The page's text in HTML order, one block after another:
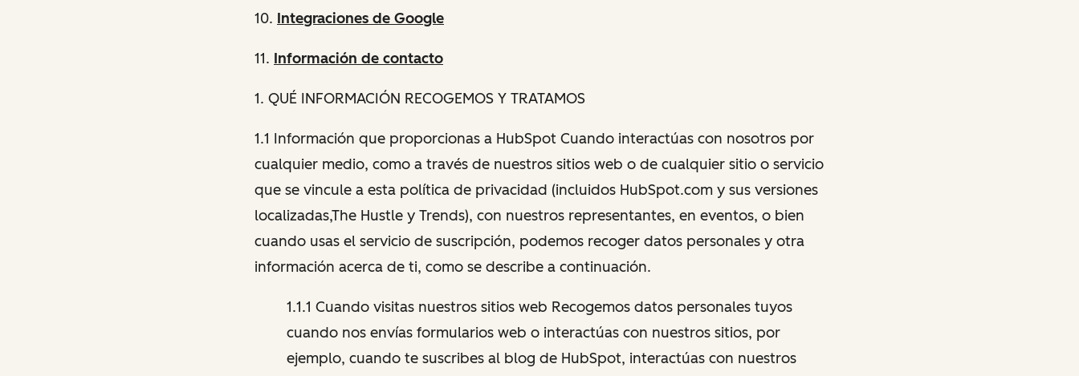
10. Integraciones de Google
11. Información de contacto
1. QUÉ INFORMACIÓN RECOGEMOS Y TRATAMOS
1.1 Información que proporcionas a HubSpot Cuando interactúas con nosotros por
cualquier medio, como a través de nuestros sitios web o de cualquier sitio o servicio
que se vincule a esta política de privacidad (incluidos HubSpot.com y sus versiones
localizadas,The Hustle y Trends), con nuestros representantes, en eventos, o bien
cuando usas el servicio de suscripción, podemos recoger datos personales y otra
información acerca de ti, como se describe a continuación.
1.1.1 Cuando visitas nuestros sitios web Recogemos datos personales tuyos
cuando nos envías formularios web o interactúas con nuestros sitios, por
ejemplo, cuando te suscribes al blog de HubSpot, interactúas con nuestros